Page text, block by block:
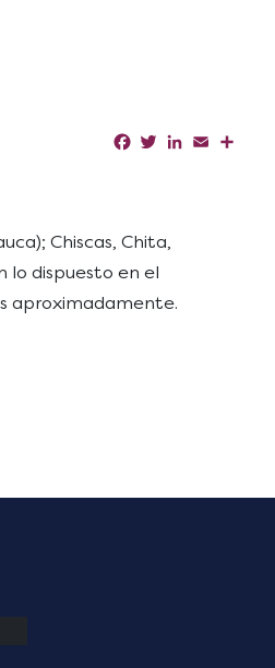
Facebook
TwitterLinkedIn
Email
Chiscas, Chita,
lo dispuesto en el
aproximadamente.